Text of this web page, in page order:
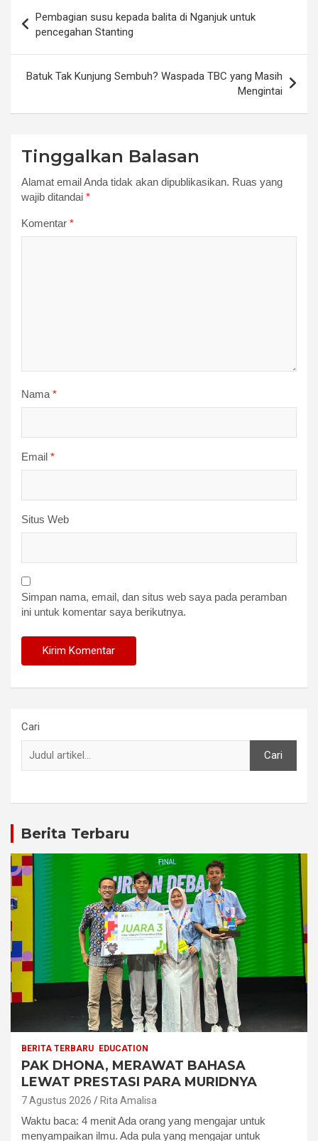
pos
Pembagian susu kepada balita di Nganjuk untuk
pencegahan Stanting
Batuk Tak Kunjung Sembuh? Waspada TBC yang Masih
Mengintai
Tinggalkan Balasan
Alamat email Anda tidak akan dipublikasikan. Ruas yang
wajib ditandai *
Komentar *
Nama *
Email *
Situs Web
Simpan nama, email, dan situs web saya pada peramban
ini untuk komentar saya berikutnya.
Cari
Cari
Berita Terbaru
BERITA TERBARU EDUCATION
PAK DHONA, MERAWAT BAHASA
LEWAT PRESTASI PARA MURIDNYA
7 Agustus 2026 Rita Amalisa
Waktu baca: 4 menit Ada orang yang mengajar untuk
menyampaikan ilmu. Ada pula yang mengajar untuk